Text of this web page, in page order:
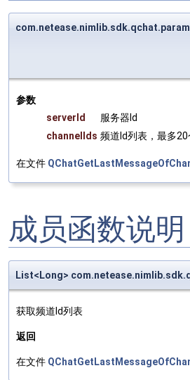
参数
serverId
服务器Id
channelIds 频道Id列表，最多
在文件
成员函数说明
List<Long>
获取频道Id列表
返回
在文件